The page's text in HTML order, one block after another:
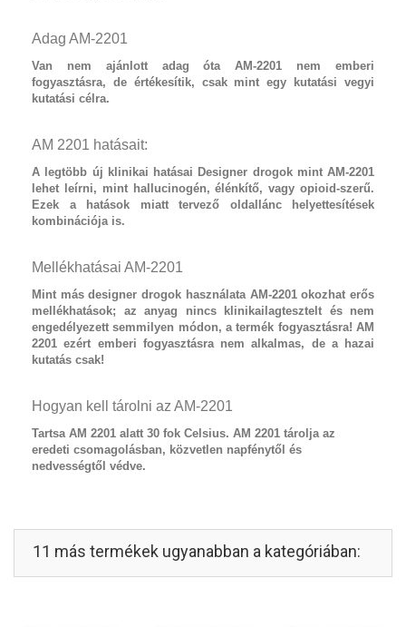
Adag AM-2201
Van nem ajánlott adag ótaAM-2201 nem emberi
fogyasztásra, de értékesítik, csak mint egy kutatási vegyi
kutatási célra.
AM 2201 hatásait:
A legtöbb új klinikai hatásai Designer drogokmint AM-2201
lehet leírni, mint hallucinogén, élénkítő, vagy opioid-szerű.
Ezek a hatások miatt tervező oldallánc helyettesítések
kombinációja is.
Mellékhatásai AM-2201
Mint más designer drogok használata AM-2201okozhat erős
mellékhatások; az anyag nincs klinikailagtesztelt és nem
engedélyezett semmilyen módon, a termék fogyasztásra! AM
2201 ezért emberi fogyasztásra nem alkalmas, de a hazai
kutatás csak!
Hogyan kell tárolni az AM-2201
Tartsa AM 2201 alatt 30 fok Celsius. AM 2201 tárolja az
eredeti csomagolásban, közvetlen napfénytől és
nedvességtől védve.
11 más termékek ugyanabban a kategóriában: